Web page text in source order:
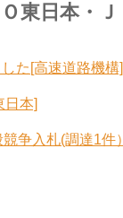
東日本・
た[高速道路機構]
日本]
争入札(調達1